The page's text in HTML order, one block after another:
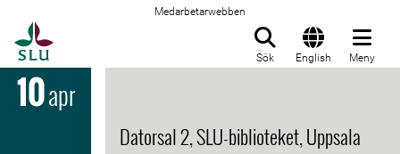
Medarbetarwebben
Sök English Meny
10apr
Datorsal 2, SLU-biblioteket, Uppsala